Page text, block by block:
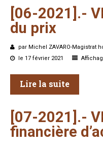
[06-2021].-
du prix
par Michel ZAVARO-Magistrat
le 17 février 2021
Lire la suite
[07-2021].-
financière